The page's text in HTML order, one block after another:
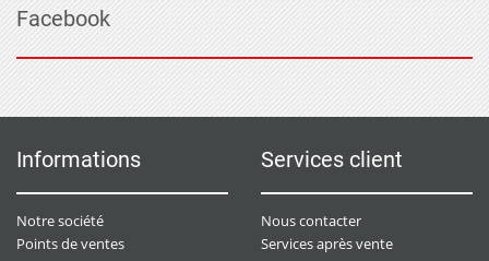
Facebook
Informations
Notre société
Points de ventes
Services client
Nous contacter
Services après vente